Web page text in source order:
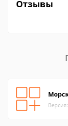
Отзывы